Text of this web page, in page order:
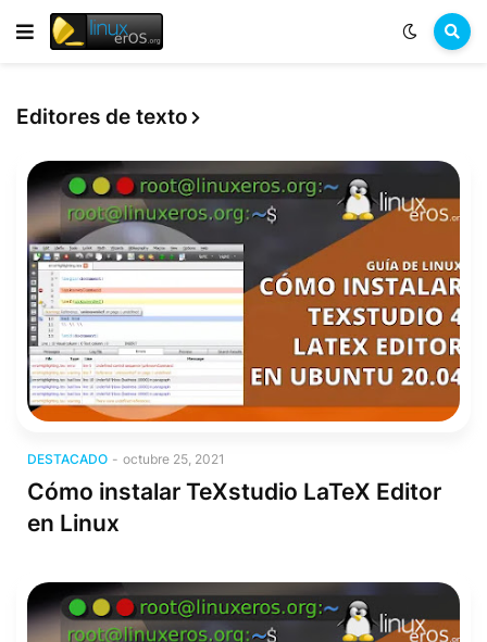
Editores de texto
DESTACADO - octubre 25, 2021
Cómo instalar TeXstudio LaTeX Editor
en Linux